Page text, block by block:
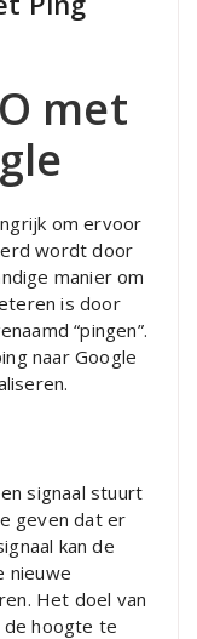
met
om ervoor
wordt door
manier om
is door
“pingen”.
naar Google
signaal stuurt
geven dat er
kan de
nieuwe
Het doel van
de hoogte te